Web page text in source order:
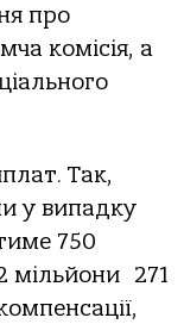
про
комісія, а
Так,
у випадку
750
мільйони 271